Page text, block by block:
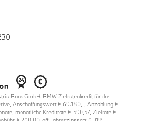
Bank GmbH. BMW Zielratenkredit für das
Anschaffungswert € 69.180,-, Anzahlung €
monatliche Kreditrate € 590,57, Zielrate €